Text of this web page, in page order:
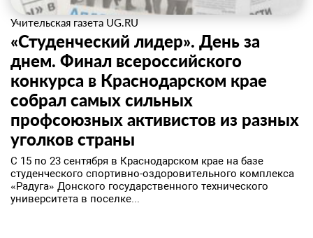
Учительская газета UG.RU
«Студенческий лидер». День за
днем. Финал всероссийского
конкурса в Краснодарском крае
собрал самых сильных
профсоюзных активистов из разных
уголков страны
​С 15 по 23 сентября в Краснодарском крае на базе
студенческого спортивно-оздоровительного комплекса
«Радуга» Донского государственного технического
университета в поселке...